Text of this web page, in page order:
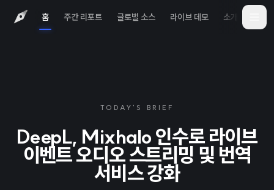
홈 주간 리포트 글로벌 소스 라이브 데모 소개
TODAY'S BRIEF
DeepL, Mixhalo 인수로 라이브
이벤트 오디오 스트리밍 및 번역
서비스 강화